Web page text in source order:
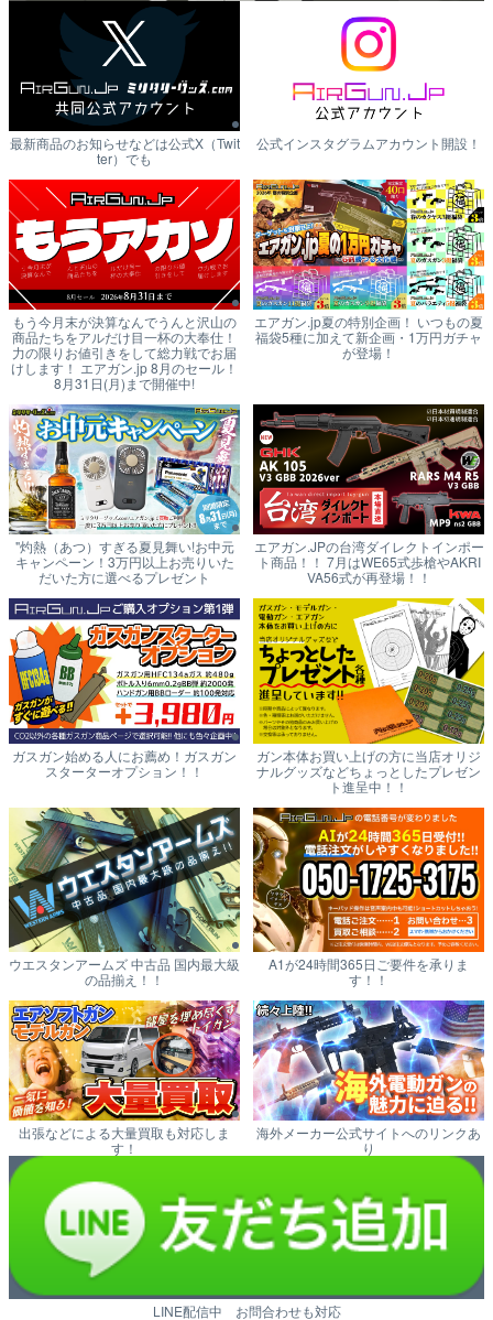
最新商品のお知らせなどは公式X（Twit
ter）でも
公式インスタグラムアカウント開設！
もう今月末が決算なんでうんと沢山の
商品たちをアルだけ目一杯の大奉仕！
力の限りお値引きをして総力戦でお届
けします！ エアガン.jp 8月のセール！
8月31日(月)まで開催中!
エアガン.jp夏の特別企画！ いつもの夏
福袋5種に加えて新企画・1万円ガチャ
が登場！
"灼熱（あつ）すぎる夏見舞い!お中元
キャンペーン！3万円以上お売りいた
だいた方に選べるプレゼント
エアガン.JPの台湾ダイレクトインポー
ト商品！！ 7月はWE65式歩槍やAKRI
VA56式が再登場！！
ガスガン始める人にお薦め！ガスガン
スターターオプション！！
ガン本体お買い上げの方に当店オリジ
ナルグッズなどちょっとしたプレゼン
ト進呈中！！
ウエスタンアームズ 中古品 国内最大級
の品揃え！！
A1が24時間365日ご要件を承りま
す！！
出張などによる大量買取も対応しま
す！
海外メーカー公式サイトへのリンクあ
り
LINE配信中 お問合わせも対応